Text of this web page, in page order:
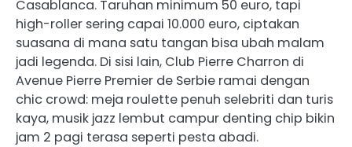
Casablanca. Taruhan minimum 50 euro, tapi
high-roller sering capai 10.000 euro, ciptakan
suasana di mana satu tangan bisa ubah malam
jadi legenda. Di sisi lain, Club Pierre Charron di
Avenue Pierre Premier de Serbie ramai dengan
chic crowd: meja roulette penuh selebriti dan turis
kaya, musik jazz lembut campur denting chip bikin
jam 2 pagi terasa seperti pesta abadi.